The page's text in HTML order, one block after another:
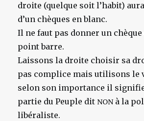
droite (quelque soit l’habit)
d’un chèques en blanc.
Il ne faut pas donner un chèque
point barre.
Laissons la droite choisir sa
pas complice mais utilisons le
selon son importance il
partie du Peuple dit NON à la
libéraliste.